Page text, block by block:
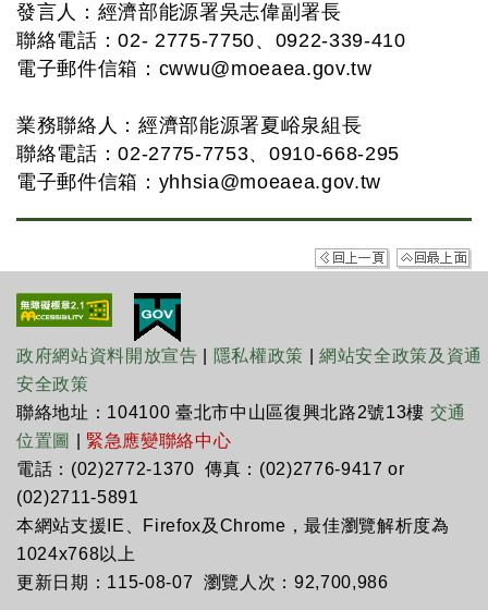
發言人：經濟部能源署吳志偉副署長
聯絡電話：02- 2775-7750、0922-339-410
電子郵件信箱： cwwu@moeaea.gov.tw
業務聯絡人：經濟部能源署夏峪泉組長
聯絡電話：02-2775-7753、0910-668-295
電子郵件信箱： yhhsia@moeaea.gov.tw
政府網站資料開放宣告 隱私權政策 |網站安全政策及資通
安全政策
聯絡地址：104100 臺北市中山區復興北路2號13樓 交通
位置圖
緊急應變聯絡中心
電話：(02)2772-1370 傳真：(02)2776-9417 or
(02)2711-5891
本網站支援IE、Firefox及Chrome，最佳瀏覽解析度為
1024x768以上
更新日期：115-08-07 瀏覽人次：92,700,986